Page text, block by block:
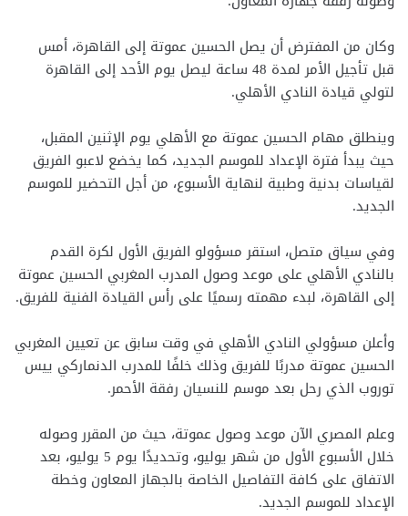
وكان من المفترض أن يصل الحسين عموتة إلى القاهرة، أمس
قبل تأجيل الأمر لمدة 48 ساعة ليصل يوم الأحد إلى القاهرة
لتولي قيادة النادي الأهلي.
وينطلق مهام الحسين عموتة مع الأهلي يوم الإثنين المقبل،
حيث يبدأ فترة الإعداد للموسم الجديد، كما يخضع لاعبو الفريق
لقياسات بدنية وطبية لنهاية الأسبوع، من أجل التحضير للموسم
الجديد.
وفي سياق متصل، استقر مسؤولو الفريق الأول لكرة القدم
بالنادي الأهلي على موعد وصول المدرب المغربي الحسين عموتة
إلى القاهرة، لبدء مهمته رسميًا على رأس القيادة الفنية للفريق.
وأعلن مسؤولي النادي الأهلي في وقت سابق عن تعيين المغربي
الحسين عموتة مدربًا للفريق وذلك خلفًا للمدرب الدنماركي ييس
توروب الذي رحل بعد موسم للنسيان رفقة الأحمر.
وعلم المصري الآن موعد وصول عموتة، حيث من المقرر وصوله
خلال الأسبوع الأول من شهر يوليو، وتحديدًا يوم 5 يوليو، بعد
الاتفاق على كافة التفاصيل الخاصة بالجهاز المعاون وخطة
الإعداد للموسم الجديد.